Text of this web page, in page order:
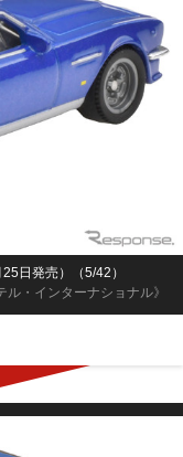
ル・インターナショナル》
日発売）（5/42）